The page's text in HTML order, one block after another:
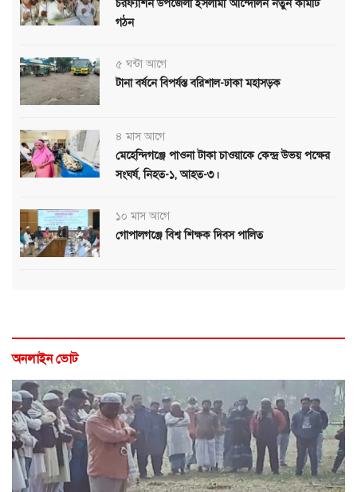
চরফ্যাশন উপজেলা ইসলামী আন্দোলন নতুন কমিটি
গঠন
৫ ঘন্টা আগে
টানা বর্ষনে বিপর্যস্ত বরিশাল-ঢাকা মহাসড়ক
৪ মাস আগে
মেহেন্দিগঞ্জে পাওনা টাকা চাওয়াকে কেন্দ্র উভয় পক্ষের
সংঘর্ষ, নিহত-১, আহত-৩।
১০ মাস আগে
গোপালগঞ্জে বিশ্ব শিক্ষক দিবস পালিত
অনলাইন ভোট